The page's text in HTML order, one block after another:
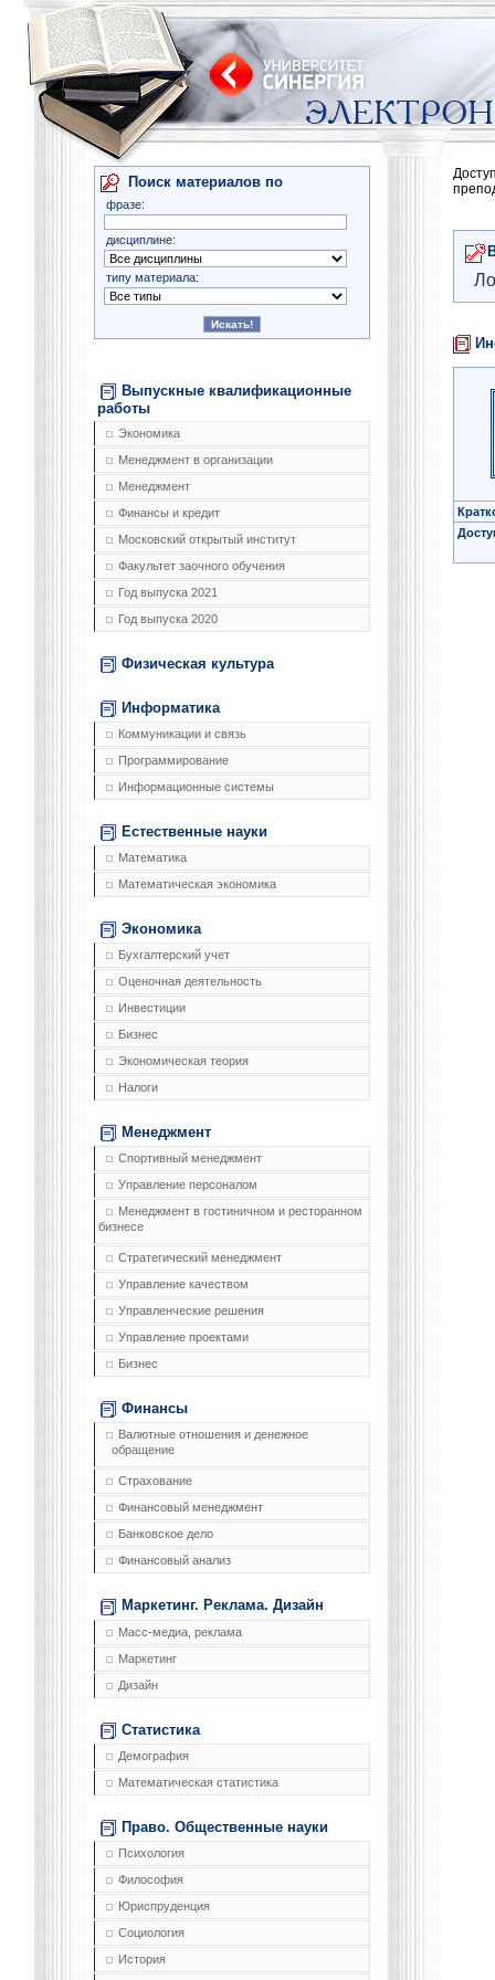
Поиск материалов по
фразе:
дисциплине:
типу материала:
Выпускные квалификационные
работы
Экономика
Менеджмент в организации
Менеджмент
Финансы и кредит
Московский открытый институт
Факультет заочного обучения
Год выпуска 2021
Год выпуска 2020
Физическая культура
Информатика
Коммуникации и связь
Программирование
Информационные системы
Естественные науки
Математика
Математическая экономика
Экономика
Бухгалтерский учет
Оценочная деятельность
Инвестиции
Бизнес
Экономическая теория
Налоги
Менеджмент
Спортивный менеджмент
Управление персоналом
Менеджмент в гостиничном и ресторанном
бизнесе
Стратегический менеджмент
Управление качеством
Управленческие решения
Управление проектами
Бизнес
Финансы
Валютные отношения и денежное
обращение
Страхование
Финансовый менеджмент
Банковское дело
Финансовый анализ
Маркетинг. Реклама. Дизайн
Масс-медиа, реклама
Маркетинг
Дизайн
Статистика
Демография
Математическая статистика
Право. Общественные науки
Психология
Философия
Юриспруденция
Социология
История